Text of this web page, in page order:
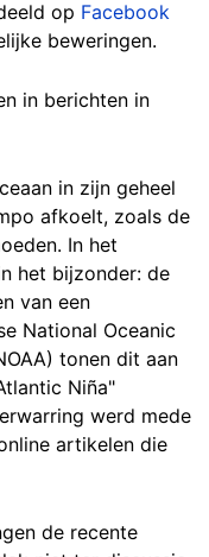
op Facebook
beweringen.
in berichten in
in zijn geheel
afkoelt, zoals de
In het
het bijzonder: de
van een
National Oceanic
tonen dit aan
Niña"
werd mede
artikelen die
de recente